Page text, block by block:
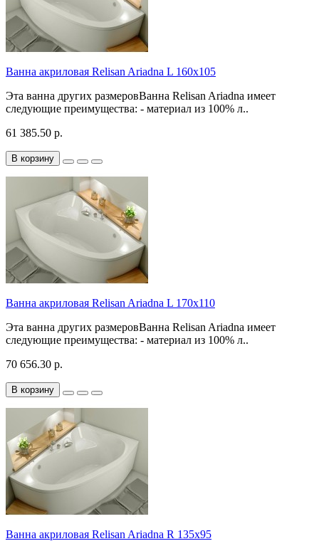
Ванна акриловая Relisan Ariadna L 160x105
Эта ванна других размеровВанна Relisan Ariadna имеет
следующие преимущества: - материал из 100% л..
61 385.50 р.
В корзину
Ванна акриловая Relisan Ariadna L 170x110
Эта ванна других размеровВанна Relisan Ariadna имеет
следующие преимущества: - материал из 100% л..
70 656.30 р.
В корзину
Ванна акриловая Relisan Ariadna R 135x95